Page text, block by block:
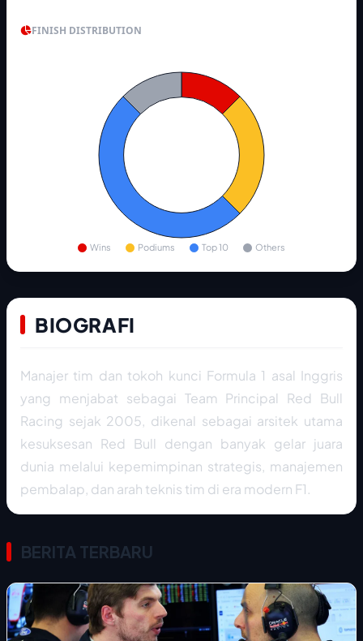
FINISH DISTRIBUTION
Wins Podiums Top 10 Others
BIOGRAFI
Manajer tim dan tokoh kunci Formula 1 asal Inggris
yang menjabat sebagai Team Principal Red Bull
Racing sejak 2005, dikenal sebagai arsitek utama
kesuksesan Red Bull dengan banyak gelar juara
dunia melalui kepemimpinan strategis, manajemen
pembalap, dan arah teknis tim di era modern F1.
BERITA TERBARU